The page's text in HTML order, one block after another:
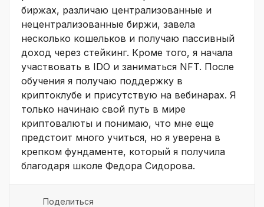
биржах, различаю централизованные и
нецентрализованные биржи, завела
несколько кошельков и получаю пассивный
доход через стейкинг. Кроме того, я начала
участвовать в IDO и заниматься NFT. После
обучения я получаю поддержку в
криптоклубе и присутствую на вебинарах. Я
только начинаю свой путь в мире
криптовалюты и понимаю, что мне еще
предстоит много учиться, но я уверена в
крепком фундаменте, который я получила
благодаря школе Федора Сидорова.
Поделиться